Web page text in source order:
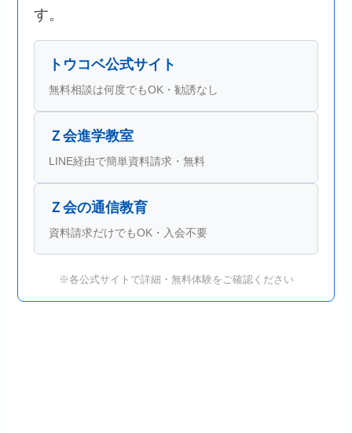
す。
トウコベ公式サイト
無料相談は何度でもOK・勧誘なし
Ｚ会進学教室
LINE経由で簡単資料請求・無料
Ｚ会の通信教育
資料請求だけでもOK・入会不要
※各公式サイトで詳細・無料体験をご確認ください